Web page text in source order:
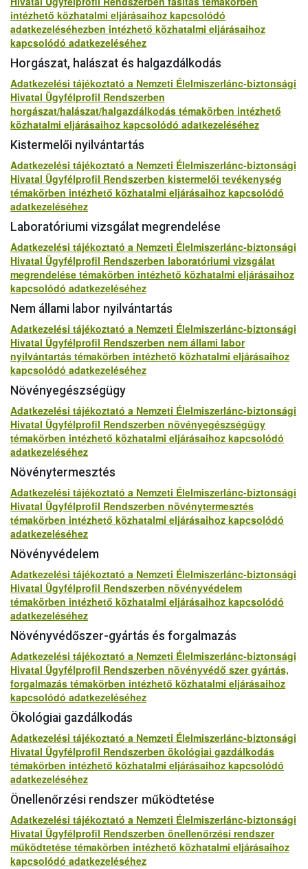
intézhető közhatalmi eljárásaihoz kapcsolódó
adatkezeléséhezben intézhető közhatalmi eljárásaihoz
kapcsolódó adatkezeléséhez
Horgászat, halászat és halgazdálkodás
Adatkezelési tájékoztató a Nemzeti Élelmiszerlánc-biztonsági
Hivatal Ügyfélprofil Rendszerben
horgászat/halászat/halgazdálkodás témakörben intézhető
közhatalmi eljárásaihoz kapcsolódó adatkezeléséhez
Kistermelői nyilvántartás
Adatkezelési tájékoztató a Nemzeti Élelmiszerlánc-biztonsági
Hivatal Ügyfélprofil Rendszerben kistermelői tevékenység
témakörben intézhető közhatalmi eljárásaihoz kapcsolódó
adatkezeléséhez
Laboratóriumi vizsgálat megrendelése
Adatkezelési tájékoztató a Nemzeti Élelmiszerlánc-biztonsági
Hivatal Ügyfélprofil Rendszerben laboratóriumi vizsgálat
megrendelése témakörben intézhető közhatalmi eljárásaihoz
kapcsolódó adatkezeléséhez
Nem állami labor nyilvántartás
Adatkezelési tájékoztató a Nemzeti Élelmiszerlánc-biztonsági
Hivatal Ügyfélprofil Rendszerben nem állami labor
nyilvántartás témakörben intézhető közhatalmi eljárásaihoz
kapcsolódó adatkezeléséhez
Növényegészségügy
Adatkezelési tájékoztató a Nemzeti Élelmiszerlánc-biztonsági
Hivatal Ügyfélprofil Rendszerben növényegészségügy
témakörben intézhető közhatalmi eljárásaihoz kapcsolódó
adatkezeléséhez
Növénytermesztés
Adatkezelési tájékoztató a Nemzeti Élelmiszerlánc-biztonsági
Hivatal Ügyfélprofil Rendszerben növénytermesztés
témakörben intézhető közhatalmi eljárásaihoz kapcsolódó
adatkezeléséhez
Növényvédelem
Adatkezelési tájékoztató a Nemzeti Élelmiszerlánc-biztonsági
Hivatal Ügyfélprofil Rendszerben növényvédelem
témakörben intézhető közhatalmi eljárásaihoz kapcsolódó
adatkezeléséhez
Növényvédőszer-gyártás és forgalmazás
Adatkezelési tájékoztató a Nemzeti Élelmiszerlánc-biztonsági
Hivatal Ügyfélprofil Rendszerben növényvédő szer gyártás,
forgalmazás témakörben intézhető közhatalmi eljárásaihoz
kapcsolódó adatkezeléséhez
Ökológiai gazdálkodás
Adatkezelési tájékoztató a Nemzeti Élelmiszerlánc-biztonsági
Hivatal Ügyfélprofil Rendszerben ökológiai gazdálkodás
témakörben intézhető közhatalmi eljárásaihoz kapcsolódó
adatkezeléséhez
Önellenőrzési rendszer működtetése
Adatkezelési tájékoztató a Nemzeti Élelmiszerlánc-biztonsági
Hivatal Ügyfélprofil Rendszerben önellenőrzési rendszer
működtetése témakörben intézhető közhatalmi eljárásaihoz
kapcsolódó adatkezeléséhez